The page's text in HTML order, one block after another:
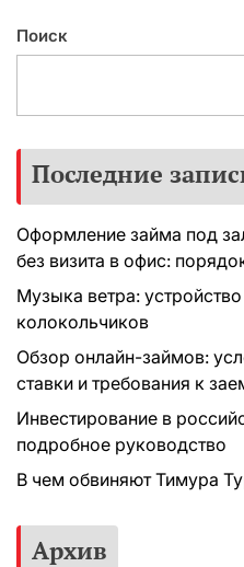
Поиск
Последние
Оформление займа под
без визита в офис:
Музыка ветра:
колокольчиков
Обзор онлайн-займов:
ставки и требования к
Инвестирование в
подробное руководство
В чем обвиняют Тимура
Архив